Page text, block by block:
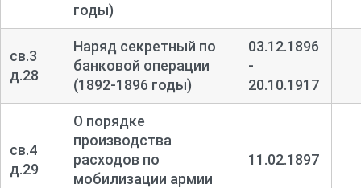
годы)
св.3
д.28
Наряд секретный по
банковой операции
(1892-1896 годы)
03.12.1896
-
20.10.1917
св.4
д.29
О порядке
производства
расходов по
мобилизации армии
11.02.1897